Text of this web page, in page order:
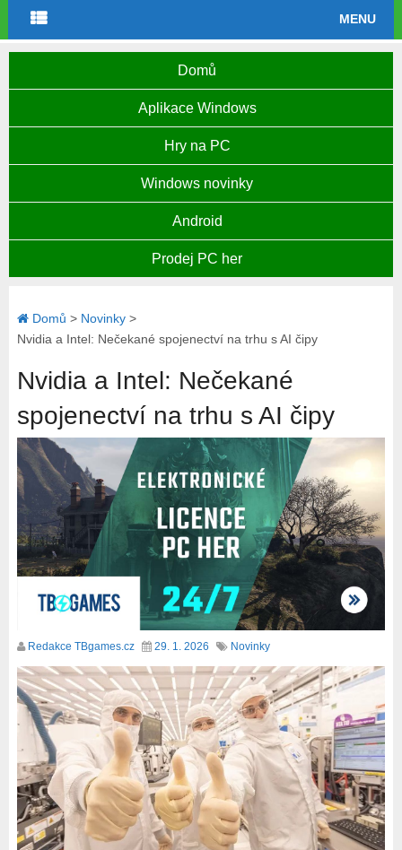
MENU
Domů
Aplikace Windows
Hry na PC
Windows novinky
Android
Prodej PC her
Domů > Novinky>
Nvidia a Intel: Nečekané spojenectví na trhu s AI čipy
Nvidia a Intel: Nečekané
spojenectví na trhu s AI čipy
Redakce TBgames.cz 29. 1. 2026 Novinky